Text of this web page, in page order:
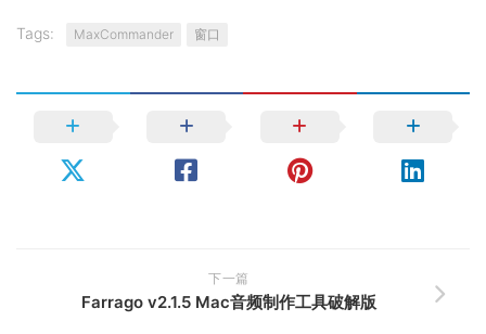
Tags: MaxCommander 窗口
下一篇
Farrago v2.1.5 Mac音频制作工具破解版